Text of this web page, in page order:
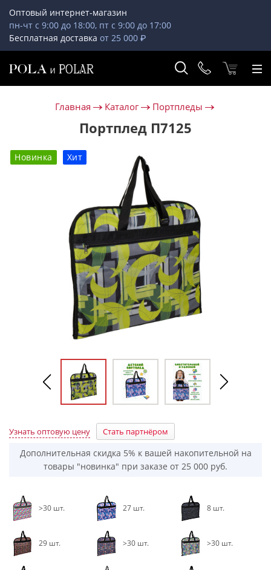
Оптовый интернет-магазин
пн-чт с 9:00 до 18:00, пт с 9:00 до 17:00
Бесплатная доставка от 25 000 ₽
Главная Каталог Портпледы
Портплед П7125
Новинка Хит
Узнать оптовую цену Стать партнёром
Дополнительная скидка 5% к вашей накопительной на
товары "новинка" при заказе от 25 000 руб.
>30 шт. 27 шт. 8 шт.
29 шт. >30 шт. >30 шт.